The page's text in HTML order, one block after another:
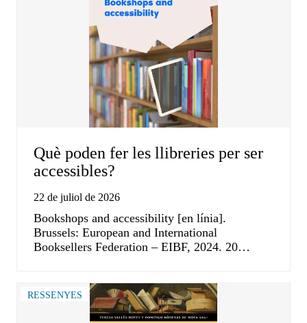
Què poden fer les llibreries per ser
accessibles?
22 de juliol de 2026
Bookshops and accessibility [en línia].
Brussels: European and International
Booksellers Federation – EIBF, 2024. 20…
RESSENYES